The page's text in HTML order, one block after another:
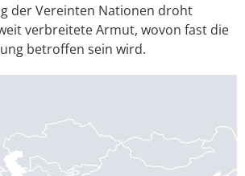
der Vereinten Nationen droht
verbreitete Armut, wovon fast die
betroffen sein wird.